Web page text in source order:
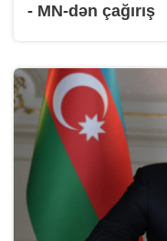
- MN-dən çağırış